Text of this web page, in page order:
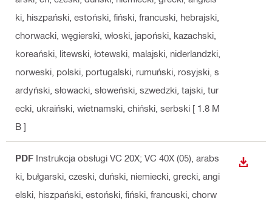
ki, hiszpański, estoński, fiński, francuski, hebrajski,
chorwacki, węgierski, włoski, japoński, kazachski,
koreański, litewski, łotewski, malajski, niderlandzki,
norweski, polski, portugalski, rumuński, rosyjski, s
ardyński, słowacki, słoweński, szwedzki, tajski, tur
ecki, ukraiński, wietnamski, chiński, serbski [ 1.8 M
B ]
PDF Instrukcja obsługi VC 20X; VC 40X (05) , arabs
ki, bułgarski, czeski, duński, niemiecki, grecki, angi
elski, hiszpański, estoński, fiński, francuski, chorw